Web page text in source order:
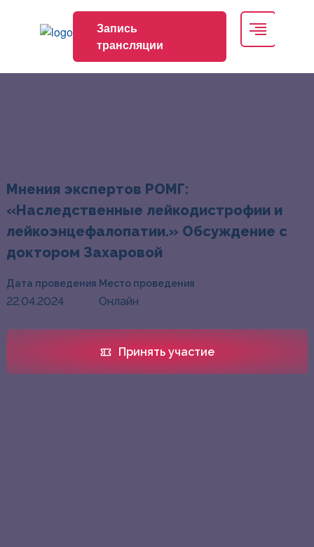
Запись
трансляции
Мнения экспертов РОМГ:
«Наследственные лейкодистрофии и
лейкоэнцефалопатии.» Обсуждение с
доктором Захаровой
Дата проведения
22.04.2024
Место проведения
Онлайн
Принять участие